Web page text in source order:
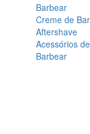
Barbear
Creme de
Aftershave
Acessórios de
Barbear